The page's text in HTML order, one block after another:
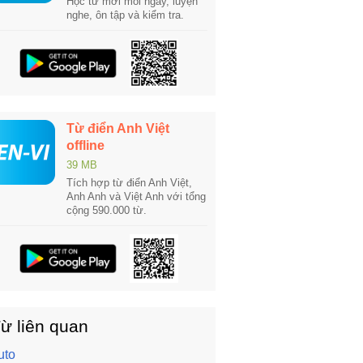
nghe, ôn tập và kiểm tra.
Từ điển Anh Việt
offline
39 MB
Tích hợp từ điển Anh Việt,
Anh Anh và Việt Anh với tổng
cộng 590.000 từ.
liên quan